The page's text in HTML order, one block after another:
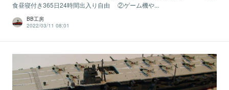
食昼寝付き365日24時間出入り自由 ②ゲーム機や...
BB工房
2022/03/11 08:01